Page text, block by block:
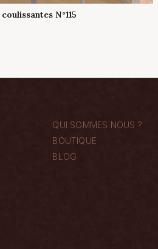
N°115
QUI SOMMES NOUS ?
BOUTIQUE
BLOG